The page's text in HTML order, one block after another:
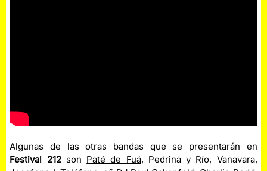
Algunas de las otras bandas que se presentarán en
Festival 212son Paté de Fuá, Pedrina y Río, Vanavara,